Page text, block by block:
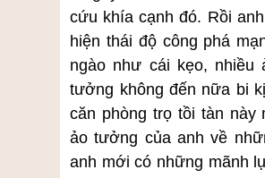
cứu khía cạnh đó. Rồi
hiện thái độ công phá
ngào như cái kẹo,
tưởng không đến nữa bi
căn phòng trọ tồi tàn này
ảo tưởng của anh về
anh mới có những mãnh